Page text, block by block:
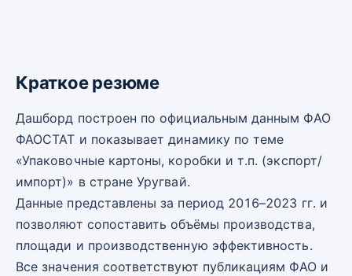
Краткое резюме
Дашборд построен по официальным данным ФАО
ФАОСТАТ и показывает динамику по теме
«Упаковочные картоны, коробки и т.п. (экспорт/
импорт)» в стране Уругвай.
Данные представлены за период 2016–2023 гг. и
позволяют сопоставить объёмы производства,
площади и производственную эффективность.
Все значения соответствуют публикациям ФАО и